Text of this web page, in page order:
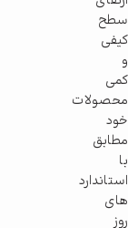
سطح
کیفی
و
کمی
محصولات
خود
مطابق
با
استاندارد
های
روز